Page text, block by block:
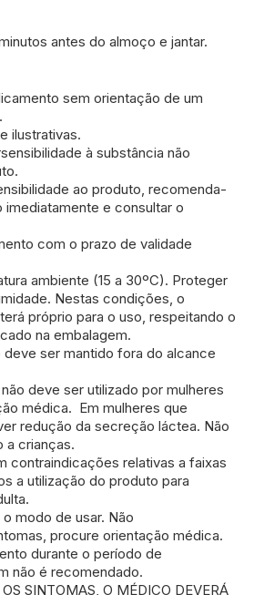
antes do almoço e jantar.
sem orientação de um
ilustrativas.
à substância não
ao produto, recomenda-
e consultar o
com o prazo de validade
ambiente (15 a 30ºC). Proteger
Nestas condições, o
próprio para o uso, respeitando o
na embalagem.
ser mantido fora do alcance
deve ser utilizado por mulheres
médica. Em mulheres que
redução da secreção láctea. Não
a crianças.
contraindicações relativas a faixas
a utilização do produto para
modo de usar. Não
procure orientação médica.
durante o período de
não é recomendado.
OS SINTOMAS, O MÉDICO DEVERÁ